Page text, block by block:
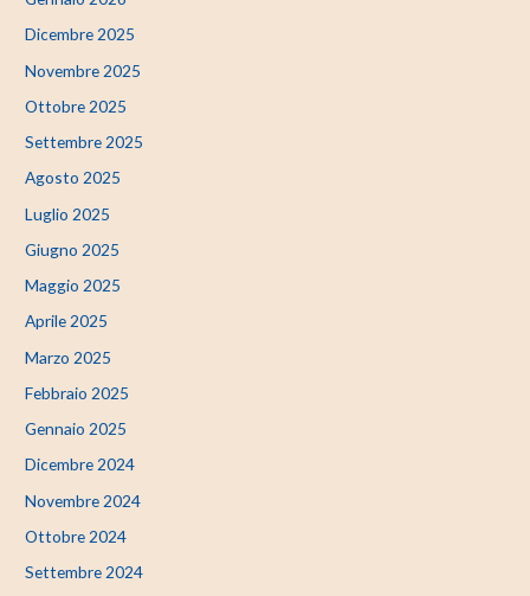
Dicembre 2025
Novembre 2025
Ottobre 2025
Settembre 2025
Agosto 2025
Luglio 2025
Giugno 2025
Maggio 2025
Aprile 2025
Marzo 2025
Febbraio 2025
Gennaio 2025
Dicembre 2024
Novembre 2024
Ottobre 2024
Settembre 2024